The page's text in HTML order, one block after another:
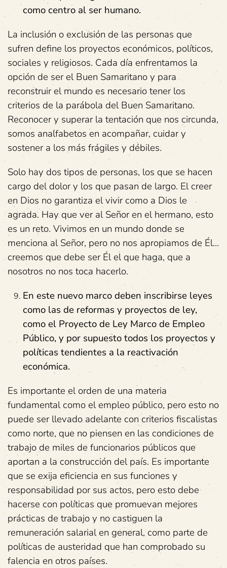
como centro al ser humano.
La inclusión o exclusión de las personas que
sufren define los proyectos económicos, políticos,
sociales y religiosos. Cada día enfrentamos la
opción de ser el Buen Samaritano y para
reconstruir el mundo es necesario tener los
criterios de la parábola del Buen Samaritano.
Reconocer y superar la tentación que nos circunda,
somos analfabetos en acompañar, cuidar y
sostener a los más frágiles y débiles.
Solo hay dos tipos de personas, los que se hacen
cargo del dolor y los que pasan de largo. El creer
en Dios no garantiza el vivir como a Dios le
agrada. Hay que ver al Señor en el hermano, esto
es un reto. Vivimos en un mundo donde se
menciona al Señor, pero no nos apropiamos de Él…
creemos que debe ser Él el que haga, que a
nosotros no nos toca hacerlo.
En este nuevo marco deben inscribirse leyes
como las de reformas y proyectos de ley,
como el Proyecto de Ley Marco de Empleo
Público, y por supuesto todos los proyectos y
políticas tendientes a la reactivación
económica.
Es importante el orden de una materia
fundamental como el empleo público, pero esto no
puede ser llevado adelante con criterios fiscalistas
como norte, que no piensen en las condiciones de
trabajo de miles de funcionarios públicos que
aportan a la construcción del país. Es importante
que se exija eficiencia en sus funciones y
responsabilidad por sus actos, pero esto debe
hacerse con políticas que promuevan mejores
prácticas de trabajo y no castiguen la
remuneración salarial en general, como parte de
políticas de austeridad que han comprobado su
falencia en otros países.